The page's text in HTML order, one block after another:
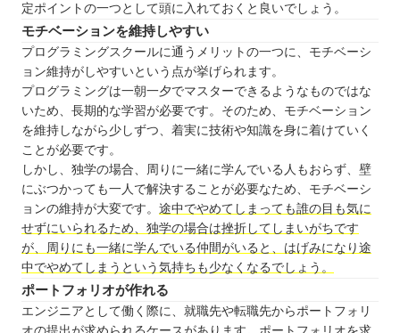
定ポイントの一つとして頭に入れておくと良いでしょう。
モチベーションを維持しやすい
プログラミングスクールに通うメリットの一つに、モチベーシ
ョン維持がしやすいという点が挙げられます。
プログラミングは一朝一夕でマスターできるようなものではな
いため、長期的な学習が必要です。そのため、モチベーション
を維持しながら少しずつ、着実に技術や知識を身に着けていく
ことが必要です。
しかし、独学の場合、周りに一緒に学んでいる人もおらず、壁
にぶつかっても一人で解決することが必要なため、モチベーシ
ョンの維持が大変です。 途中でやめてしまっても誰の目も気に
せずにいられるため、独学の場合は挫折してしまいがちです
が、周りにも一緒に学んでいる仲間がいると、はげみになり途
中でやめてしまうという気持ちも少なくなるでしょう。
ポートフォリオが作れる
エンジニアとして働く際に、就職先や転職先からポートフォリ